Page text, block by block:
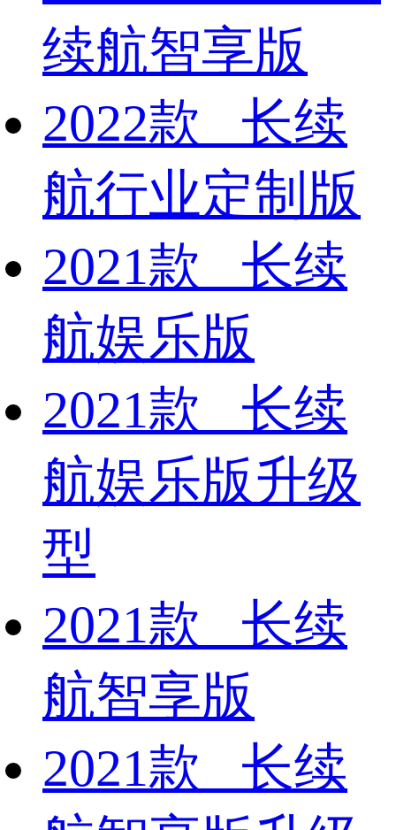
续航智享版
2022款 长续
航行业定制版
2021款 长续
航娱乐版
2021款 长续
航娱乐版升级
型
2021款 长续
航智享版
2021款 长续